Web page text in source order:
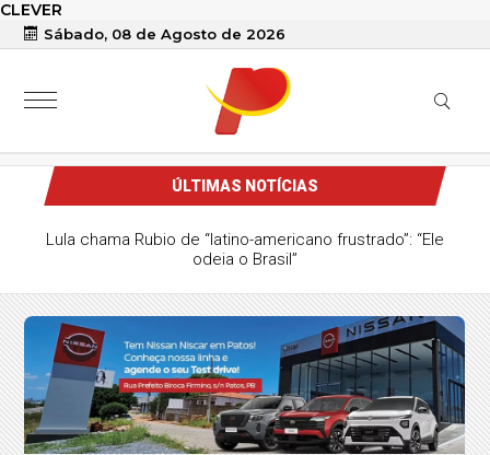
CLEVER
Sábado, 08 de Agosto de 2026
ÚLTIMAS NOTÍCIAS
Lula chama Rubio de “latino-americano frustrado”: “Ele
odeia o Brasil”